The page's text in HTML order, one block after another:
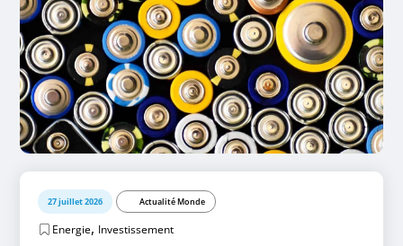
27 juillet 2026 Actualité Monde
Energie, Investissement